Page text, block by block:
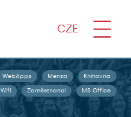
CZE
WebApps Menza Knihovna
Wifi Zaměstnanci MS Office